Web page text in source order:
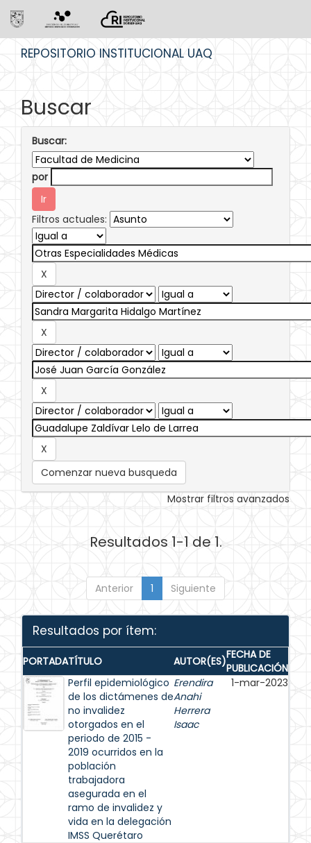
REPOSITORIO INSTITUCIONAL UAQ
Buscar
Buscar:
por
Filtros actuales:
Comenzar nueva busqueda
Mostrar filtros avanzados
Resultados 1-1 de 1.
Anterior 1 Siguiente
Resultados por ítem:
PORTADATÍTULO AUTOR(ES)FECHA DE
PUBLICACIÓN
Perfil epidemiológico
de los dictámenes de
no invalidez
otorgados en el
periodo de 2015 -
2019 ocurridos en la
población
trabajadora
asegurada en el
ramo de invalidez y
vida en la delegación
IMSS Querétaro
Erendira
Anahi
Herrera
Isaac
1-mar-2023